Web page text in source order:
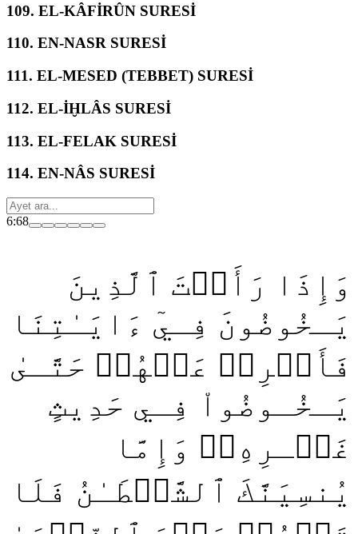
109. EL-KÂFİRÛN SURESİ
110. EN-NASR SURESİ
111. EL-MESED (TEBBET) SURESİ
112. EL-İḪLÂS SURESİ
113. EL-FELAK SURESİ
114. EN-NÂS SURESİ
6:68
وَإِذَا رَأَيۡتَ ٱلَّذِينَ
يَـخُوضُونَ فِـيٓ ءَايَـٰتِنَا
فَأَعۡرِضۡ عَنۡهُمۡ حَتَّـىٰ
يَـخُـوضُواْ فِـي حَدِيثٍ
غَيۡـرِهِۦۚ وَإِمَّا
يُنسِيَنَّكَ ٱلشَّيۡطَـٰنُ فَلَا